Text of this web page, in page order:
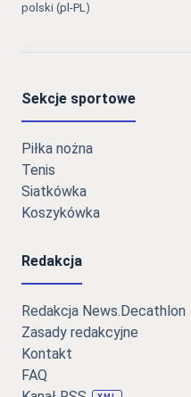
polski (pl-PL)
Sekcje sportowe
Piłka nożna
Tenis
Siatkówka
Koszykówka
Redakcja
Redakcja News.Decathlon
Zasady redakcyjne
Kontakt
FAQ